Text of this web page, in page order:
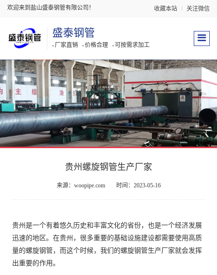
欢迎来到盐山盛泰钢管有限公司！ 收藏本站 关注微信
盛泰钢管
厂家直销 价格合理 可按需求加工
贵州螺旋钢管生产厂家
来源：woopipe.com 时间：2023-05-16
贵州是一个有着悠久历史和丰富文化的省份，也是一个经济发展
迅速的地区。在贵州，很多重要的基础设施建设都需要使用高质
量的螺旋钢管，而这个时候，我们的螺旋钢管生产厂家就会发挥
出重要的作用。